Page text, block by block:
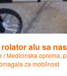
alu sa
/Medicinska oprema,
za mobilnost